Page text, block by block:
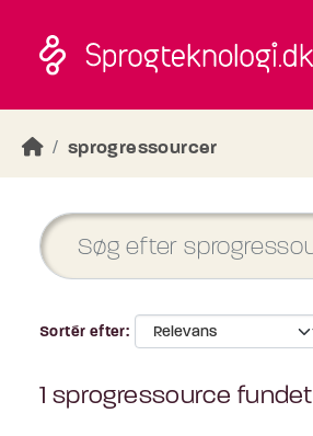
sprogressourcer
Sortér efter
1 sprogressource fundet